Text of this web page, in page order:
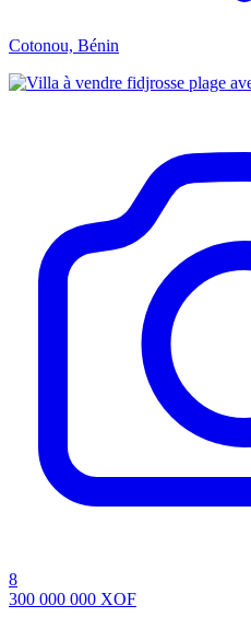
Cotonou, Bénin
8
300 000 000 XOF